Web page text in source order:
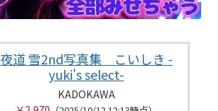
夜道 雪2nd写真集 こいしき -
yuki's select-
KADOKAWA